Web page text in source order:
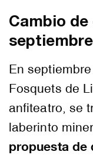
Cambio de
septiembre
En
Fosquets de
anfiteatro, se
laberinto
propuesta de